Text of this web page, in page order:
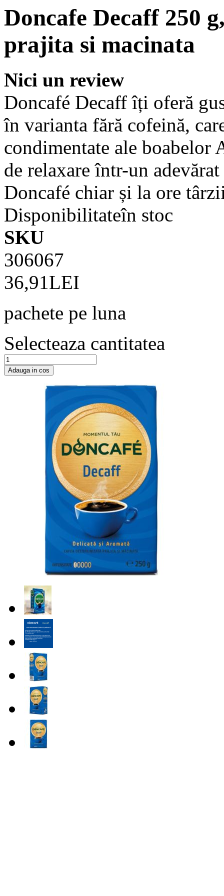
Doncafe Decaff 250
prajita si macinata
Nici un review
Doncafé Decaff îți oferă
în varianta fără cofeină,
condimentate ale boabelor
de relaxare într-un
Doncafé chiar și la ore
Disponibilitateîn stoc
SKU
306067
36,91LEI
pachete pe luna
Selecteaza cantitatea
Adauga in cos